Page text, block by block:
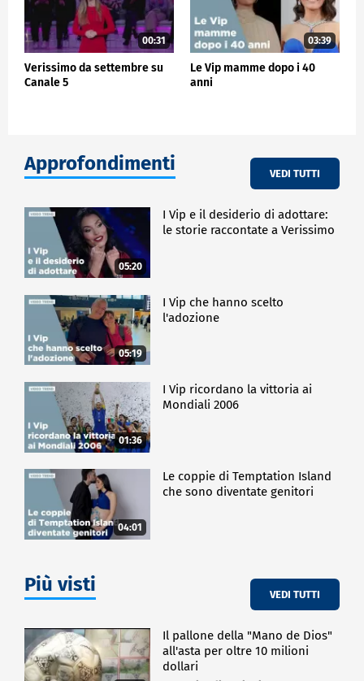
00:31
Verissimo da settembre su
Canale 5
03:39
Le Vip mamme dopo i 40
anni
Approfondimenti VEDI TUTTI
05:20
I Vip e il desiderio di adottare:
le storie raccontate a Verissimo
05:19
I Vip che hanno scelto
l'adozione
01:36
I Vip ricordano la vittoria ai
Mondiali 2006
04:01
Le coppie di Temptation Island
che sono diventate genitori
Più visti VEDI TUTTI
Il pallone della "Mano de Dios"
all'asta per oltre 10 milioni
dollari